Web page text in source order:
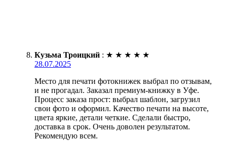
Кузьма Троицкий : ★ ★ ★ ★ ★
28.07.2025
Место для печати фотокнижек выбрал по отзывам,
и не прогадал. Заказал премиум-книжку в Уфе.
Процесс заказа прост: выбрал шаблон, загрузил
свои фото и оформил. Качество печати на высоте,
цвета яркие, детали четкие. Сделали быстро,
доставка в срок. Очень доволен результатом.
Рекомендую всем.